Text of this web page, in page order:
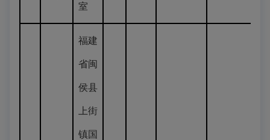
室
福建
省闽
侯县
上街
镇国